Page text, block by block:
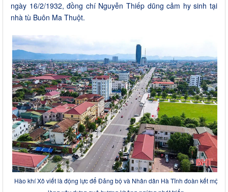
ngày 16/2/1932, đồng chí Nguyễn Thiếp dũng cảm hy sinh tại
nhà tù Buôn Ma Thuột.
Hào khí Xô viết là động lực để Đảng bộ và Nhân dân Hà Tĩnh đoàn kết một